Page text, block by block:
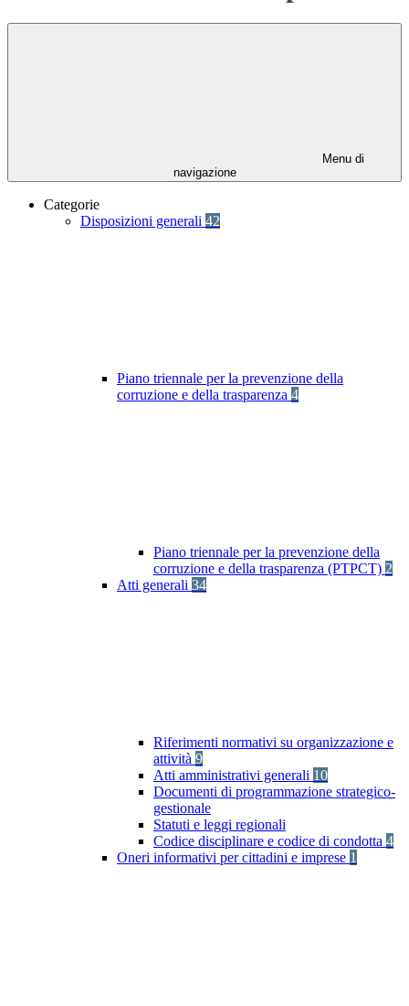
Menu di
navigazione
Categorie
Disposizioni generali 42
Piano triennale per la prevenzione della
corruzione e della trasparenza 4
Piano triennale per la prevenzione della
corruzione e della trasparenza (PTPCT) 2
Atti generali 34
Riferimenti normativi su organizzazione e
attività 9
Atti amministrativi generali 10
Documenti di programmazione strategico-
gestionale
Statuti e leggi regionali
Codice disciplinare e codice di condotta 4
Oneri informativi per cittadini e imprese 1